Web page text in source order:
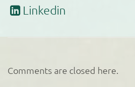
Linkedin
Comments are closed here.